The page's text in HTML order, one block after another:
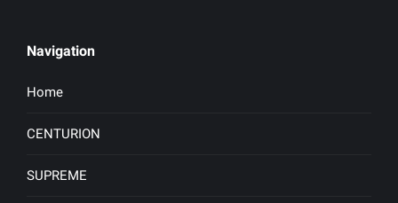
windowwindowwindow
Navigation
Home
CENTURION
SUPREME